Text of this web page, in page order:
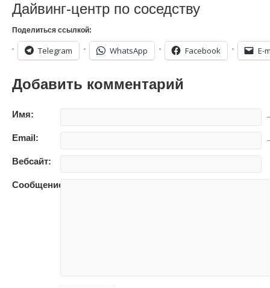
Дайвинг-центр по соседству
Поделиться ссылкой:
Telegram WhatsApp Facebook E-
Добавить комментарий
Имя:
Email:
Вебсайт:
Сообщение: